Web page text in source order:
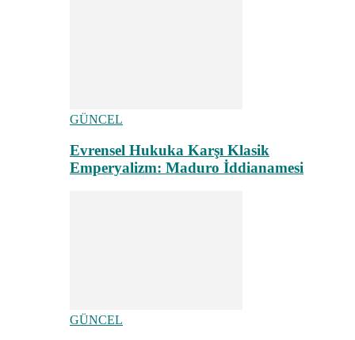
GÜNCEL
Evrensel Hukuka Karşı Klasik
Emperyalizm: Maduro İddianamesi
GÜNCEL